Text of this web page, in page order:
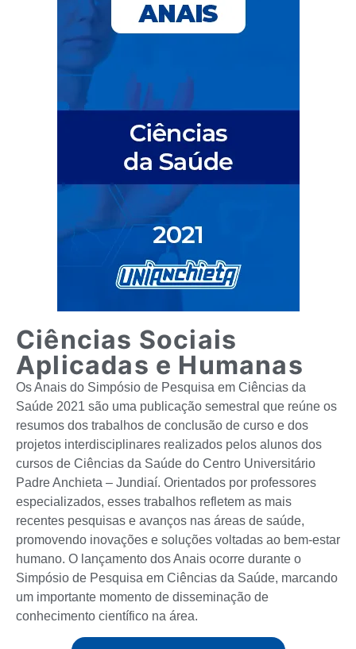
Ciências Sociais
Aplicadas e Humanas
Os Anais do Simpósio de Pesquisa em Ciências da
Saúde 2021 são uma publicação semestral que reúne os
resumos dos trabalhos de conclusão de curso e dos
projetos interdisciplinares realizados pelos alunos dos
cursos de Ciências da Saúde do Centro Universitário
Padre Anchieta – Jundiaí. Orientados por professores
especializados, esses trabalhos refletem as mais
recentes pesquisas e avanços nas áreas de saúde,
promovendo inovações e soluções voltadas ao bem-estar
humano. O lançamento dos Anais ocorre durante o
Simpósio de Pesquisa em Ciências da Saúde, marcando
um importante momento de disseminação de
conhecimento científico na área.